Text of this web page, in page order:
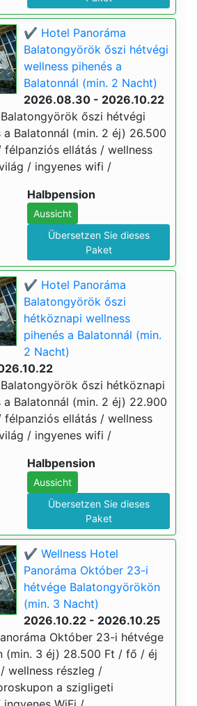
✔️ Hotel Panoráma
Balatongyörök őszi hétvégi
wellness pihenés a
Balatonnál (min. 2 Nacht)
2026.08.30 - 2026.10.22
őszi hétvégi
a Balatonnál (min. 2 éj) 26.500
ellátás / wellness
/ ingyenes wifi /
Halbpension
Aussicht
Übersetzen Sie dieses
Paket
✔️ Hotel Panoráma
Balatongyörök őszi
hétköznapi wellness
pihenés a Balatonnál (min.
2 Nacht)
őszi hétköznapi
a Balatonnál (min. 2 éj) 22.900
ellátás / wellness
/ ingyenes wifi /
Halbpension
Aussicht
Übersetzen Sie dieses
Paket
✔️ Wellness Hotel
Panoráma Október 23-i
hétvége Balatongyörökön
(min. 3 Nacht)
2026.10.22 - 2026.10.25
Október 23-i hétvége
(min. 3 éj) 28.500 Ft / fő / éj
wellness részleg /
a szigligeti